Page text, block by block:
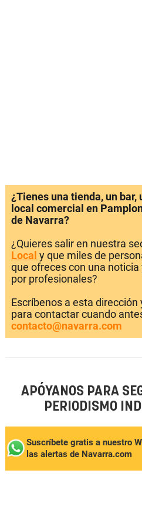
¿Tienes una tienda, un
local comercial en
de Navarra?
¿Quieres salir en nuestra
Local y que miles de
que ofreces con una
por profesionales?
Escríbenos a esta
para contactar cuando
contacto@navarra.com
APÓYANOS PARA
PERIODISMO
Suscríbete gratis a nuestro
las alertas de Navarra.com